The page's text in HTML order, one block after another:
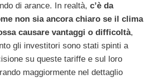
di arance. In realtà, c’è da
non sia ancora chiaro se il clima
causare vantaggi o difficoltà,
gli investitori sono stati spinti a
su queste tariffe e sul loro
maggiormente nel dettaglio